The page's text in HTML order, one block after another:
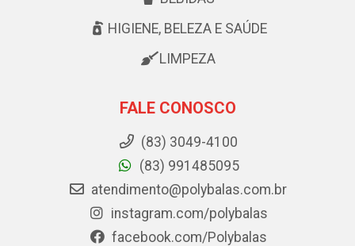
HIGIENE, BELEZA E SAÚDE
LIMPEZA
FALE CONOSCO
(83) 3049-4100
(83) 991485095
atendimento@polybalas.com.br
instagram.com/polybalas
facebook.com/Polybalas